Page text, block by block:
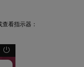
看指示器：